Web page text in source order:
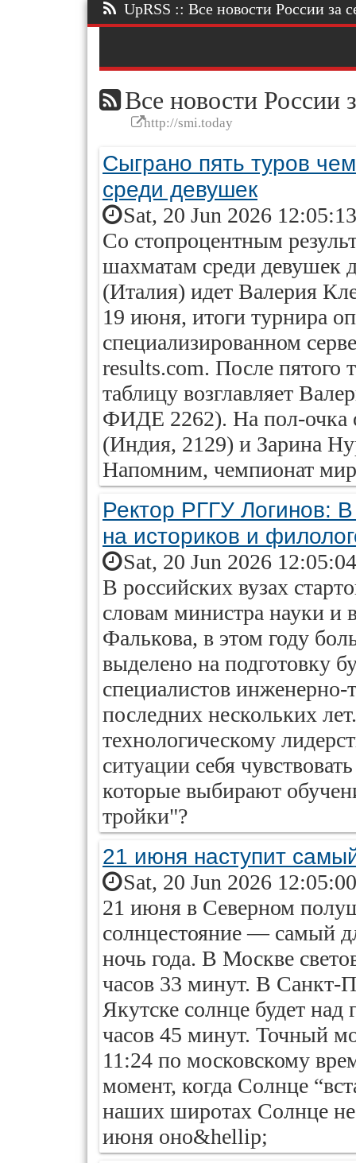
UpRSS :: Все новости России за
Все новости России
http://smi.today
Сыграно пять туров
среди девушек
Sat, 20 Jun 2026
Со стопроцентным
шахматам среди девушек
(Италия) идет Валерия
19 июня, итоги турнира
специализированном
results.com. После пятого
таблицу возглавляет
ФИДЕ 2262). На пол-очка
(Индия, 2129) и Зарина
Напомним, чемпионат
Ректор РГГУ Логинов:
на историков и
Sat, 20 Jun 2026
В российских вузах
словам министра науки и
Фалькова, в этом году
выделено на подготовку
специалистов
последних нескольких
технологическому
ситуации себя
которые выбирают
тройки"?
21 июня наступит
Sat, 20 Jun 2026
21 июня в Северном
солнцестояние — самый
ночь года. В Москве
часов 33 минут. В Санкт-
Якутске солнце будет
часов 45 минут. Точный
11:24 по московскому
момент, когда Солнце
наших широтах Солнце
июня оно&hellip;